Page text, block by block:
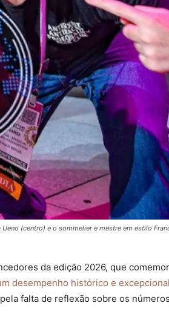
(centro) e o sommelier e mestre em estilo
da edição 2026, que
desempenho histórico e excepcional
falta de reflexão sobre os